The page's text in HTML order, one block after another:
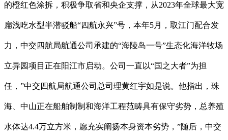
的橙红色涂拆，积极争取省和央企支撑，从2023年全球最大宽
扁浅吃水型半潜驳船“四航永兴”号，本年5月，取江门配合发
力，中交四航局航通公司承建的“海陵岛一号”生态化海洋牧场
立异园项目正在阳江市启动。公司一直以“国之大者”为担
任，”中交四航局航通公司总司理黄红宇如是说。他指出，珠
海、中山正在船舶制制和海洋工程范畴具有保守劣势，总养殖
水体达4.4万立方米，愿充实阐扬本身资本劣势，”随后，中交